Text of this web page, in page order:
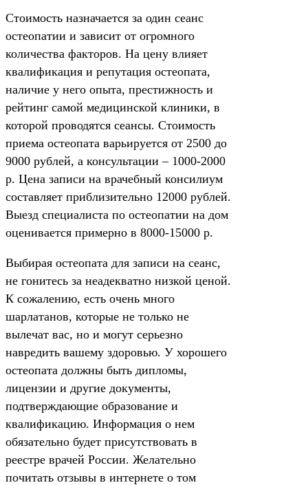
Стоимость назначается за один сеанс
остеопатии и зависит от огромного
количества факторов. На цену влияет
квалификация и репутация остеопата,
наличие у него опыта, престижность и
рейтинг самой медицинской клиники, в
которой проводятся сеансы. Стоимость
приема остеопата варьируется от 2500 до
9000 рублей, а консультации – 1000-2000
р. Цена записи на врачебный консилиум
составляет приблизительно 12000 рублей.
Выезд специалиста по остеопатии на дом
оценивается примерно в 8000-15000 р.
Выбирая остеопата для записи на сеанс,
не гонитесь за неадекватно низкой ценой.
К сожалению, есть очень много
шарлатанов, которые не только не
вылечат вас, но и могут серьезно
навредить вашему здоровью. У хорошего
остеопата должны быть дипломы,
лицензии и другие документы,
подтверждающие образование и
квалификацию. Информация о нем
обязательно будет присутствовать в
реестре врачей России. Желательно
почитать отзывы в интернете о том